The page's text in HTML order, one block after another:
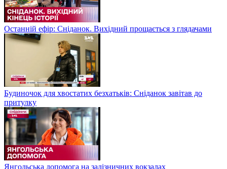
Останній ефір: Сніданок. Вихідний прощається з глядачами
Будиночок для хвостатих безхатьків: Сніданок завітав до
притулку
Янгольська допомога на залізничних вокзалах